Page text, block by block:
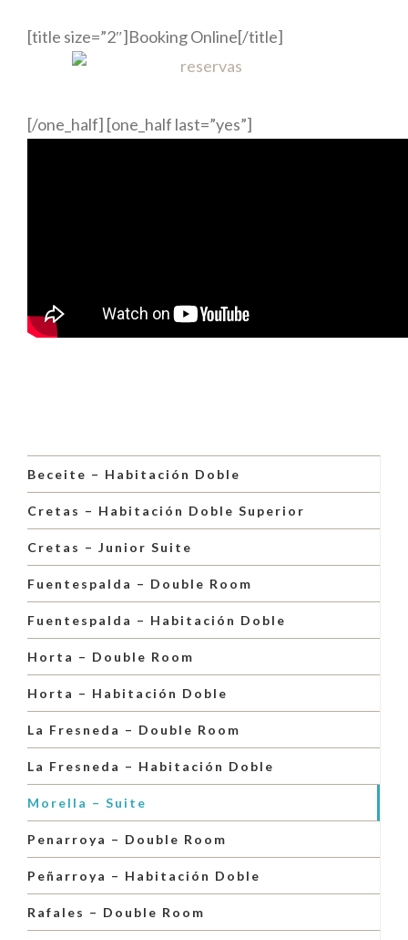
[title size=”2″]Booking Online[/title]
[/one_half] [one_half last=”yes”]
Beceite – Habitación Doble
Cretas – Habitación Doble Superior
Cretas – Junior Suite
Fuentespalda – Double Room
Fuentespalda – Habitación Doble
Horta – Double Room
Horta – Habitación Doble
La Fresneda – Double Room
La Fresneda – Habitación Doble
Morella – Suite
Penarroya – Double Room
Peñarroya – Habitación Doble
Rafales – Double Room